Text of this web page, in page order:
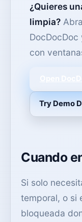
¿Quieres
limpia?
con
Try Demo
Cuando
Si solo
temporal, o si
bloqueada